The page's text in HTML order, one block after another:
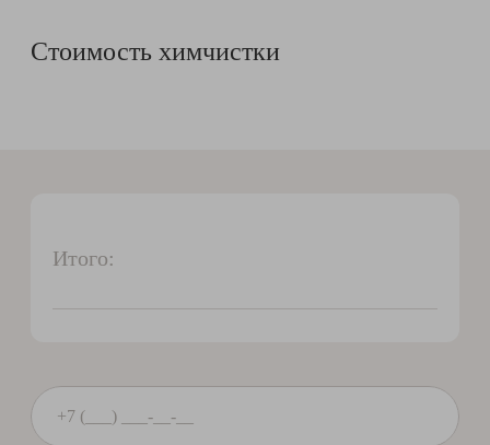
Стоимость химчистки
Итого: